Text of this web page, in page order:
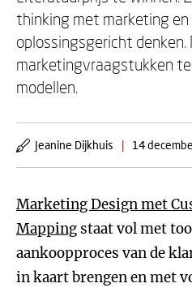
thinking met marketing
oplossingsgericht denken.
marketingvraagstukken
modellen.
Jeanine Dijkhuis | 14
Marketing Design met
Mapping staat vol met
aankoopproces van de
in kaart brengen en met